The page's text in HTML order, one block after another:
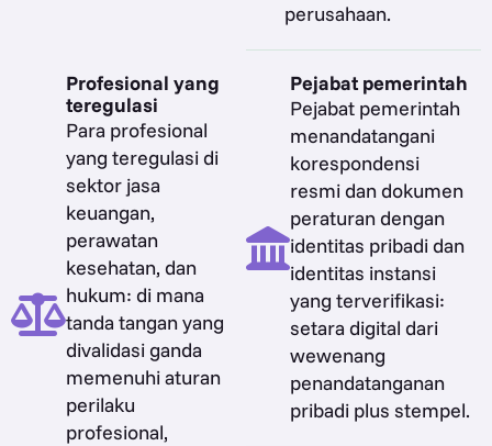
perusahaan.
Profesional yang
teregulasi
Para profesional
yang teregulasi di
sektor jasa
keuangan,
perawatan
kesehatan, dan
hukum: di mana
tanda tangan yang
divalidasi ganda
memenuhi aturan
perilaku
profesional,
Pejabat pemerintah
Pejabat pemerintah
menandatangani
korespondensi
resmi dan dokumen
peraturan dengan
identitas pribadi dan
identitas instansi
yang terverifikasi:
setara digital dari
wewenang
penandatanganan
pribadi plus stempel.